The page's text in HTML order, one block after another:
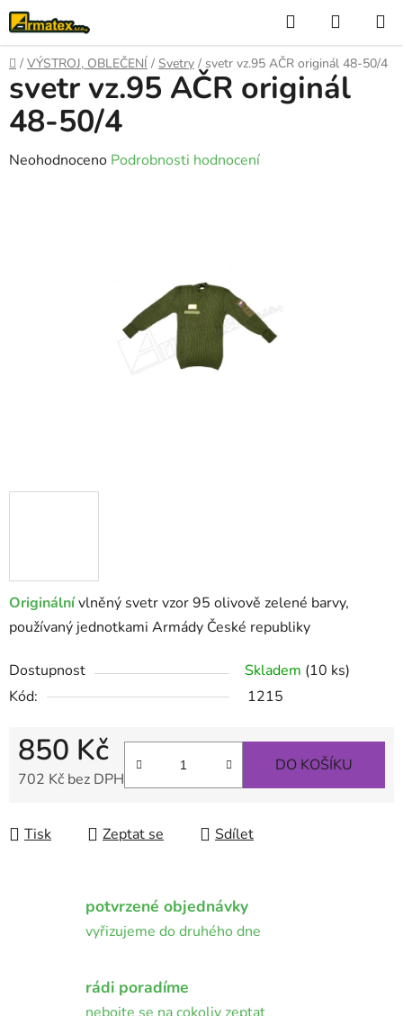
Přejít
na
obsah
Hledat
KOŠÍK
Domů
/ VÝSTROJ, OBLEČENÍ / Svetry / svetr vz.95 AČR originál 48-50/4
Originálnívlněný svetr vzor 95 olivově zelené barvy,
používaný jednotkami Armády České republiky
Dostupnost Skladem (10 ks)
Kód:
1215
850 Kč
702 Kč bez DPH
DO KOŠÍKU
Tisk Zeptat se Sdílet
svetr vz.95 AČR originál
48-50/4
Průměrné
Neohodnoceno Podrobnosti hodnocení
potvrzené objednávky
vyřizujeme do druhého dne
rádi poradíme